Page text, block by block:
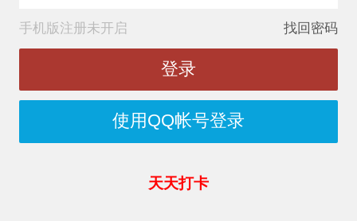
手机版注册未开启 找回密码
登录
使用QQ帐号登录
天天打卡